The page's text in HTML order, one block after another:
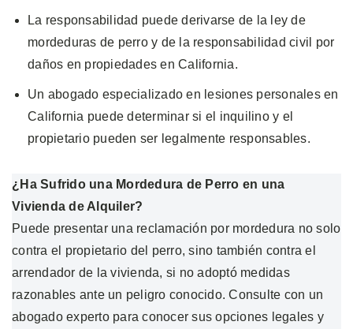
La responsabilidad puede derivarse de la ley de
mordeduras de perro y de la responsabilidad civil por
daños en propiedades en California.
Un abogado especializado en lesiones personales en
California puede determinar si el inquilino y el
propietario pueden ser legalmente responsables.
¿Ha Sufrido una Mordedura de Perro en una
Vivienda de Alquiler?
Puede presentar una reclamación por mordedura no solo
contra el propietario del perro, sino también contra el
arrendador de la vivienda, si no adoptó medidas
razonables ante un peligro conocido. Consulte con un
abogado experto para conocer sus opciones legales y